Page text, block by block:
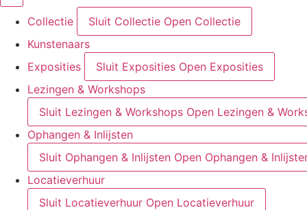
Collectie Sluit Collectie Open Collectie
Kunstenaars
Exposities
Sluit Exposities Open Exposities
Lezingen & Workshops
Sluit Lezingen & Workshops Open Lezingen &
Ophangen & Inlijsten
Sluit Ophangen & Inlijsten Open Ophangen &
Locatieverhuur
Sluit Locatieverhuur Open Locatieverhuur